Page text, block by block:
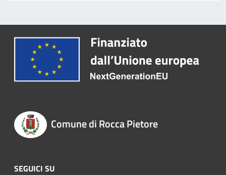
Comune di Rocca Pietore
SEGUICI SU